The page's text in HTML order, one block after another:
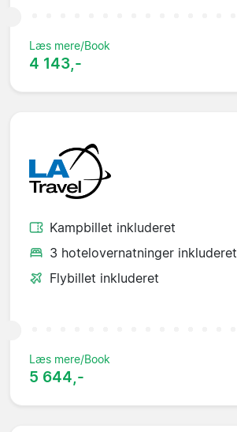
Læs mere/Book
4 143,-
Kampbillet inkluderet
3 hotelovernatninger inkluderet
Flybillet inkluderet
Læs mere/Book
5 644,-